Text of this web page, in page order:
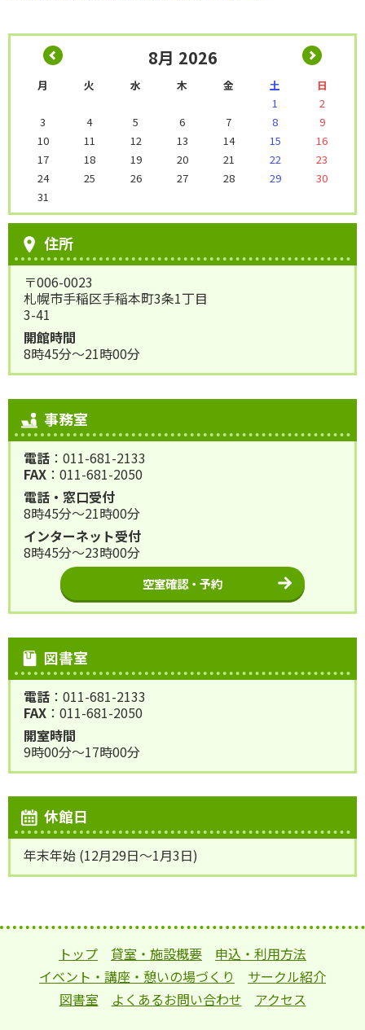
8月 2026
月 火 水 木 金 土
日
1
2
3
4 5 6 7 8
9
10
11 12 13 14 15
16
17
18 19 20 21 22
23
24
25 26 27 28 29
30
31
住所
〒006-0023
札幌市手稲区手稲本町3条1丁目
3-41
開館時間
8時45分～21時00分
事務室
電話 ：011-681-2133
FAX ：011-681-2050
電話・窓口受付
8時45分～21時00分
インターネット受付
8時45分～23時00分
空室確認・予約
図書室
電話 ：011-681-2133
FAX ：011-681-2050
開室時間
9時00分～17時00分
休館日
年末年始 (12月29日～1月3日)
トップ 貸室・施設概要
申込・利用方法
イベント・講座・憩いの場づくり
サークル紹介
図書室
よくあるお問い合わせ アクセス